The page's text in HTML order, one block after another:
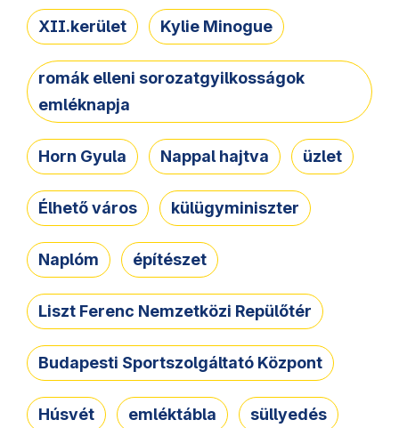
XII.kerület Kylie Minogue
romák elleni sorozatgyilkosságok
emléknapja
Horn Gyula Nappal hajtva üzlet
Élhető város külügyminiszter
Naplóm építészet
Liszt Ferenc Nemzetközi Repülőtér
Budapesti Sportszolgáltató Központ
Húsvét emléktábla süllyedés